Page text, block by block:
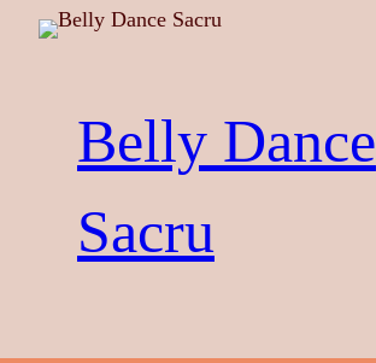
Belly Dance
Sacru